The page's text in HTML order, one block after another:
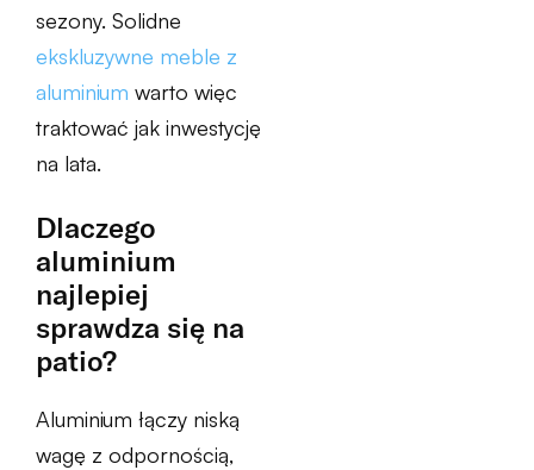
sezony. Solidne
ekskluzywne meble z
aluminium warto więc
traktować jak inwestycję
na lata.
Dlaczego
aluminium
najlepiej
sprawdza się na
patio?
Aluminium łączy niską
wagę z odpornością,